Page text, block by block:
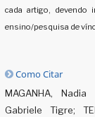
cada artigo, devendo
ensino/pesquisa de
Como Citar
MAGANHA,
Gabriele Tigre;